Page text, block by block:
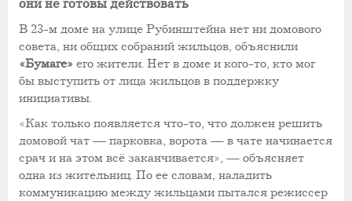
они не готовы действовать
В 23-м доме на улице Рубинштейна нет ни домового
совета, ни общих собраний жильцов, объяснили
«Бумаге» его жители. Нет в доме и кого-то, кто мог
бы выступить от лица жильцов в поддержку
инициативы.
«Как только появляется что-то, что должен решить
домовой чат — парковка, ворота — в чате начинается
срач и на этом всё заканчивается», — объясняет
одна из жительниц. По ее словам, наладить
коммуникацию между жильцами пытался режиссер